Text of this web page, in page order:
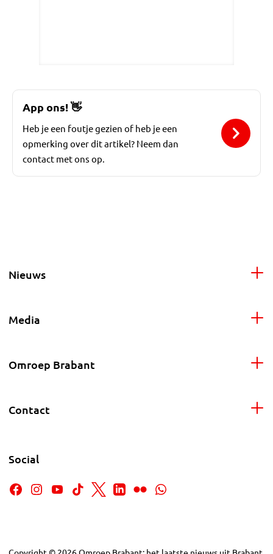
App ons!👋
Heb je een foutje gezien of heb je een
opmerking over dit artikel? Neem dan
contact met ons op.
Nieuws
Media
Omroep Brabant
Contact
Social